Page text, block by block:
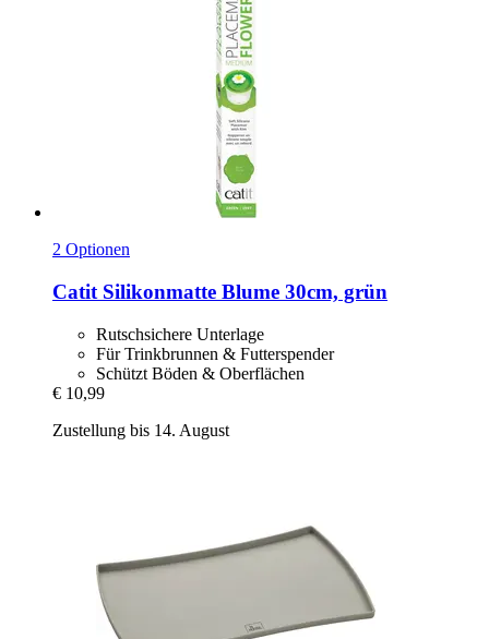
2 Optionen
Catit Silikonmatte Blume 30cm, grün
Rutschsichere Unterlage
Für Trinkbrunnen & Futterspender
Schützt Böden & Oberflächen
€ 10,99
Zustellung bis 14. August